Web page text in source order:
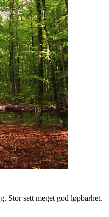
Stor sett meget god løpbarhet.